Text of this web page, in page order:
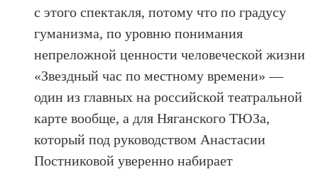
с этого спектакля, потому что по градусу
гуманизма, по уровню понимания
непреложной ценности человеческой жизни
«Звездный час по местному времени» —
один из главных на российской театральной
карте вообще, а для Няганского ТЮЗа,
который под руководством Анастасии
Постниковой уверенно набирает